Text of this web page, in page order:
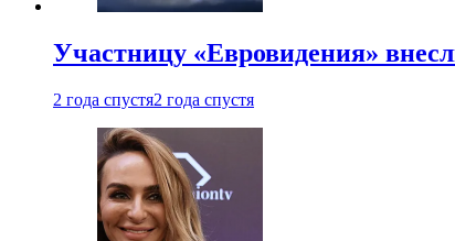
Участницу «Евровидения»
2 года спустя2 года спустя